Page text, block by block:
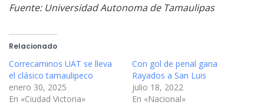
Fuente: Universidad Autonoma de Tamaulipas
Relacionado
Correcaminos UAT se lleva
el clásico tamaulipeco
enero 30, 2025
En «Ciudad Victoria»
Con gol de penal gana
Rayados a San Luis
julio 18, 2022
En «Nacional»